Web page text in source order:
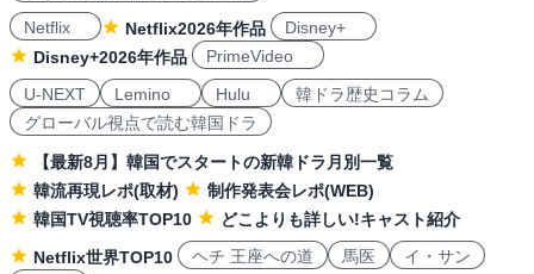
Netflix
Netflix2026年作品
Disney+
Disney+2026年作品
PrimeVideo
U-NEXT
Lemino Hulu
韓ドラ歴史コラム
グローバル視点で読む韓国ドラ
【最新8月】韓国でスタートの新韓ドラ月別一覧
韓流再現レポ(取材)
制作発表会レポ(WEB)
韓国TV視聴率TOP10
どこよりも詳しい!キャスト紹介
Netflix世界TOP10
ヘチ 王座への道 馬医
イ・サン